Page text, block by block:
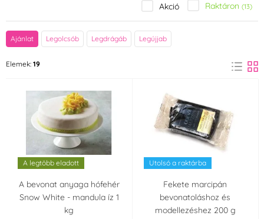
Íz (aroma)
Mandula
Szín
Fehér (6) Fekete (2)
Piros (1)
Barna (1) Kék (2)
Narancssárga Rózsaszín (1)
Akció Raktáron (13)
Ajánlat Legolcsób Legdrágáb Legújjab
Elemek: 19
A legtöbb eladott
A bevonat anyaga hófehér
Snow White - mandula íz 1
kg
Utolsó a raktárba
Fekete marcipán
bevonatoláshoz és
modellezéshez 200 g